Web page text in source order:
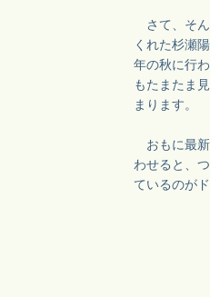
さて、そん
くれた杉瀬
年の秋に行
もたまたま
まります。
おもに最新
わせると、
ているのが